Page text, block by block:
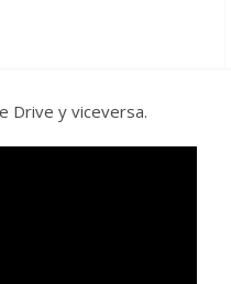
Drive y viceversa.